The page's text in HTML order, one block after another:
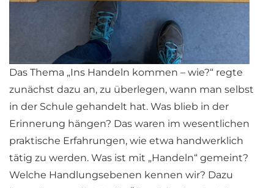
Das Thema „Ins Handeln kommen – wie?“ regte
zunächst dazu an, zu überlegen, wann man selbst
in der Schule gehandelt hat. Was blieb in der
Erinnerung hängen? Das waren im wesentlichen
praktische Erfahrungen, wie etwa handwerklich
tätig zu werden. Was ist mit „Handeln“ gemeint?
Welche Handlungsebenen kennen wir? Dazu